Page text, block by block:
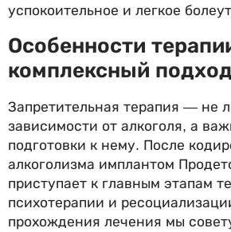
успокоительное и легкое
Особенности
комплексный подход
Запретительная терапия — не
зависимости от алкоголя, а
подготовки к нему. После
алкоголизма имплантом
приступает к главным этапам
психотерапии и
прохождения лечения мы